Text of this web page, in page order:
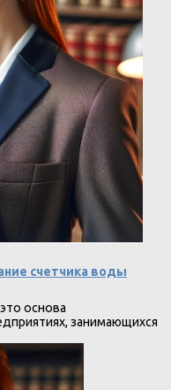
счетчика воды
основа
занимающихся